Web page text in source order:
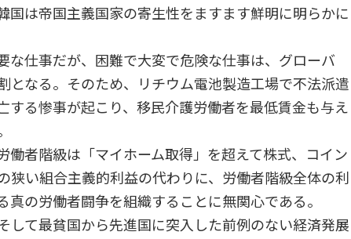
国は帝国主義国家の寄生性をますます鮮明に明らかに
仕事だが、困難で大変で危険な仕事は、グローバ
となる。そのため、リチウム電池製造工場で不法派遣
する惨事が起こり、移民介護労働者を最低賃金も与え
者階級は「マイホーム取得」を超えて株式、コイン
狭い組合主義的利益の代わりに、労働者階級全体の利
の労働者闘争を組織することに無関心である。
て最貧国から先進国に突入した前例のない経済発展